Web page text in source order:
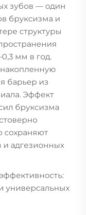
зубов — один
бруксизма и
структуры
мм в год.
барьер из
Эффект
бруксизма
сохраняют
и адгезионных
универсальных